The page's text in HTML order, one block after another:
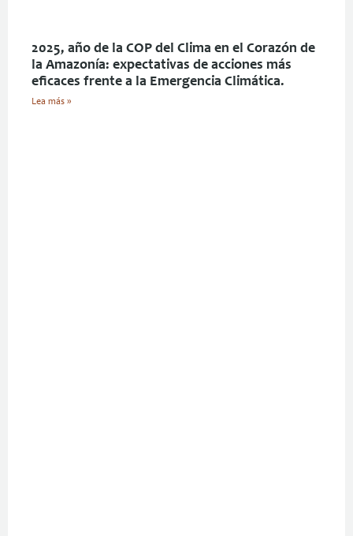
2025, año de la COP del Clima en el Corazón de
la Amazonía: expectativas de acciones más
eficaces frente a la Emergencia Climática.
Lea más »